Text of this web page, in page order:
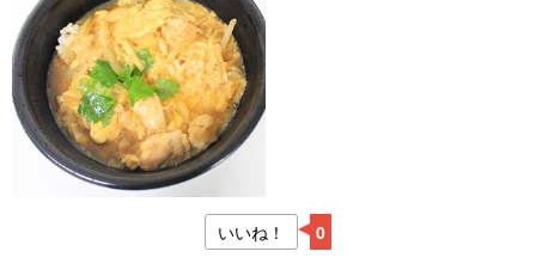
いいね！ 0